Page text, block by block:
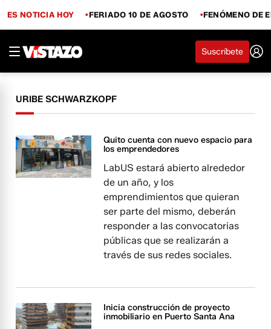
ES NOTICIA HOY FERIADO 10 DE AGOSTO FENÓMENO DE
Suscríbete
URIBE SCHWARZKOPF
Quito cuenta con nuevo espacio para
los emprendedores
LabUS estará abierto alrededor
de un año, y los
emprendimientos que quieran
ser parte del mismo, deberán
responder a las convocatorias
públicas que se realizarán a
través de sus redes sociales.
Inicia construcción de proyecto
inmobiliario en Puerto Santa Ana